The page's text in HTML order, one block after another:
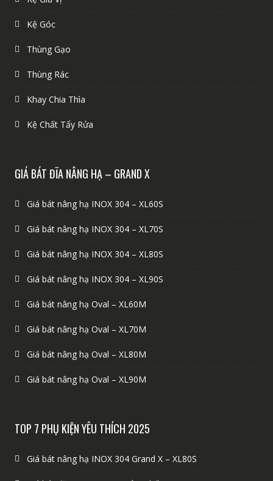
Kệ Góc
Thùng Gạo
Thùng Rác
Khay Chia Thìa
Kệ Chất Tẩy Rửa
GIÁ BÁT ĐĨA NÂNG HẠ – GRAND X
Giá bát nâng hạ INOX 304 – XL60S
Giá bát nâng hạ INOX 304 – XL70S
Giá bát nâng hạ INOX 304 – XL80S
Giá bát nâng hạ INOX 304 – XL90S
Giá bát nâng hạ Oval – XL60M
Giá bát nâng hạ Oval – XL70M
Giá bát nâng hạ Oval – XL80M
Giá bát nâng hạ Oval – XL90M
TOP 7 PHỤ KIỆN YÊU THÍCH 2025
Giá bát nâng hạ INOX 304 Grand X – XL80S